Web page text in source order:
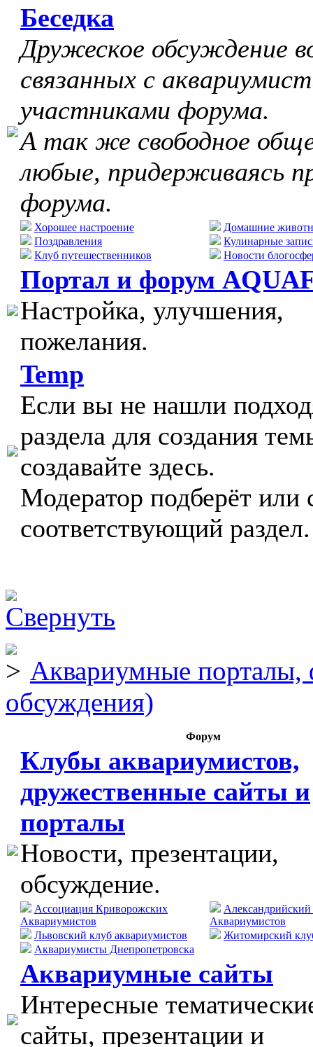
Беседка
Дружеское обсуждение
связанных с
участниками форума.
А так же свободное
любые, придерживаясь
форума.
Хорошее настроение
Поздравления
Клуб путешественников
Домашние
Кулинарные
Новости
Портал и форум
Настройка, улучшения,
пожелания.
Temp
Если вы не нашли
раздела для создания
создавайте здесь.
Модератор подберёт или
соответствующий раздел.
Аквариумные
обсуждения)
Форум
Клубы аквариумистов,
дружественные сайты и
порталы
Новости, презентации,
обсуждение.
Ассоциация Криворожских
Аквариумистов
Львовский клуб аквариумистов
Аквариумисты Днепропетровска
Аквариумистов
Житомирский
Аквариумные сайты
Интересные
сайты, презентации и